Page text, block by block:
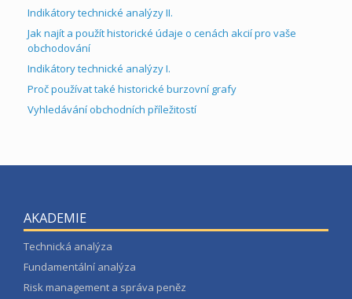
Indikátory technické analýzy II.
Jak najít a použít historické údaje o cenách akcií pro vaše
obchodování
Indikátory technické analýzy I.
Proč používat také historické burzovní grafy
Vyhledávání obchodních příležitostí
AKADEMIE
Technická analýza
Fundamentální analýza
Risk management a správa peněz